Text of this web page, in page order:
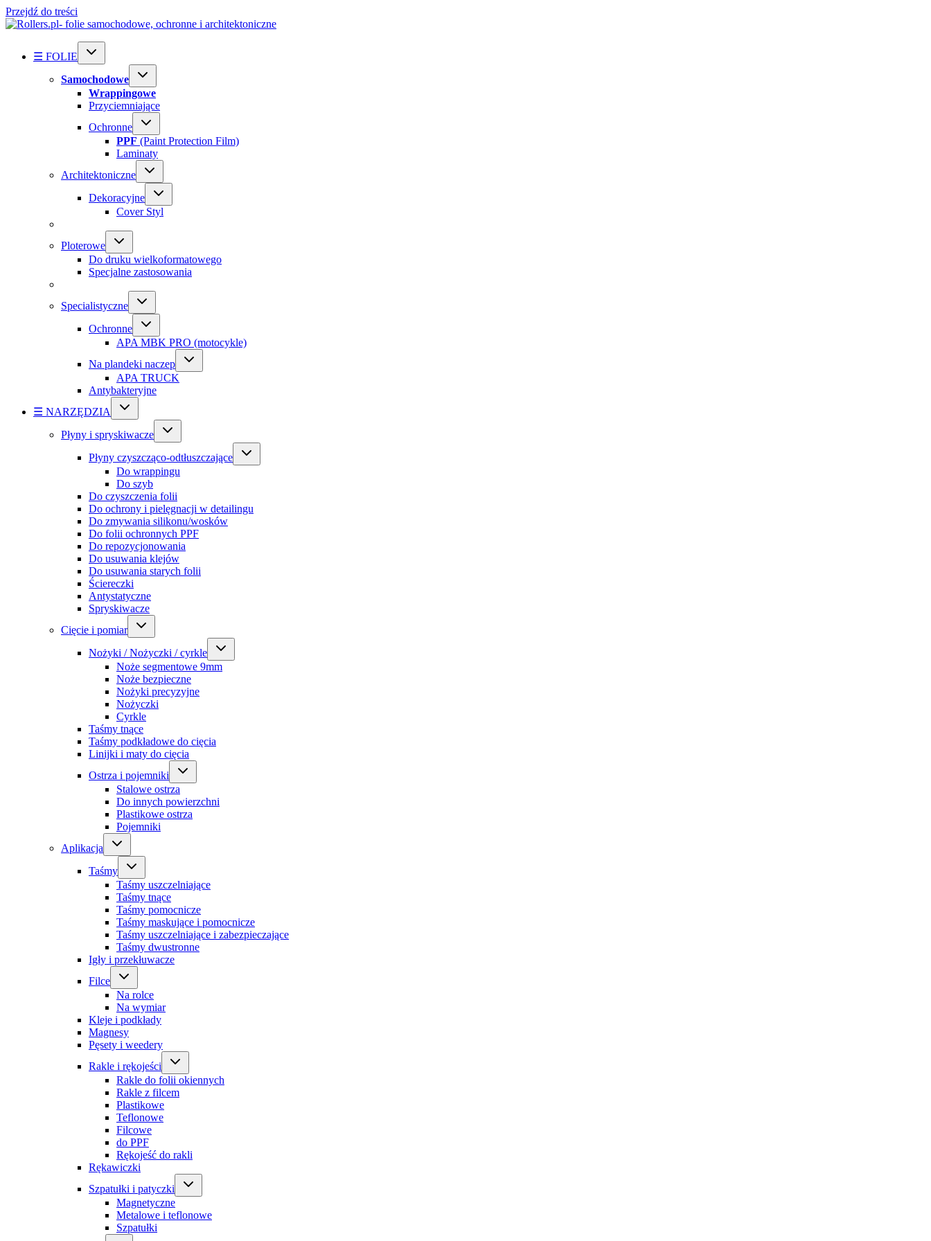
Przejdź do treści
☰ FOLIE
Samochodowe
Wrappingowe
Przyciemniające
Ochronne
PPF (Paint Protection Film)
Laminaty
Architektoniczne
Dekoracyjne
Cover Styl
Ploterowe
Do druku wielkoformatowego
Specjalne zastosowania
Specialistyczne
Ochronne
APA MBK PRO (motocykle)
Na plandeki naczep
APA TRUCK
Antybakteryjne
☰ NARZĘDZIA
Płyny i spryskiwacze
Płyny czyszcząco-odtłuszczające
Do wrappingu
Do szyb
Do czyszczenia folii
Do ochrony i pielęgnacji w detailingu
Do zmywania silikonu/wosków
Do folii ochronnych PPF
Do repozycjonowania
Do usuwania klejów
Do usuwania starych folii
Ściereczki
Antystatyczne
Spryskiwacze
Cięcie i pomiar
Nożyki / Nożyczki / cyrkle
Noże segmentowe 9mm
Noże bezpieczne
Nożyki precyzyjne
Nożyczki
Cyrkle
Taśmy tnące
Taśmy podkładowe do cięcia
Linijki i maty do cięcia
Ostrza i pojemniki
Stalowe ostrza
Do innych powierzchni
Plastikowe ostrza
Pojemniki
Aplikacja
Taśmy
Taśmy uszczelniające
Taśmy tnące
Taśmy pomocnicze
Taśmy maskujące i pomocnicze
Taśmy uszczelniające i zabezpieczające
Taśmy dwustronne
Igły i przekłuwacze
Filce
Na rolce
Na wymiar
Kleje i podkłady
Magnesy
Pęsety i weedery
Rakle i rękojeści
Rakle do folii okiennych
Rakle z filcem
Plastikowe
Teflonowe
Filcowe
do PPF
Rękojeść do rakli
Rękawiczki
Szpatułki i patyczki
Magnetyczne
Metalowe i teflonowe
Szpatułki